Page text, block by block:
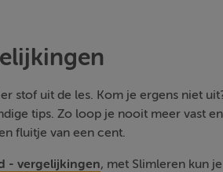
stof uit de les. Kom je ergens niet
tips. Zo loop je nooit meer vast en
fluitje van een cent.
- vergelijkingen, met Slimleren kun je